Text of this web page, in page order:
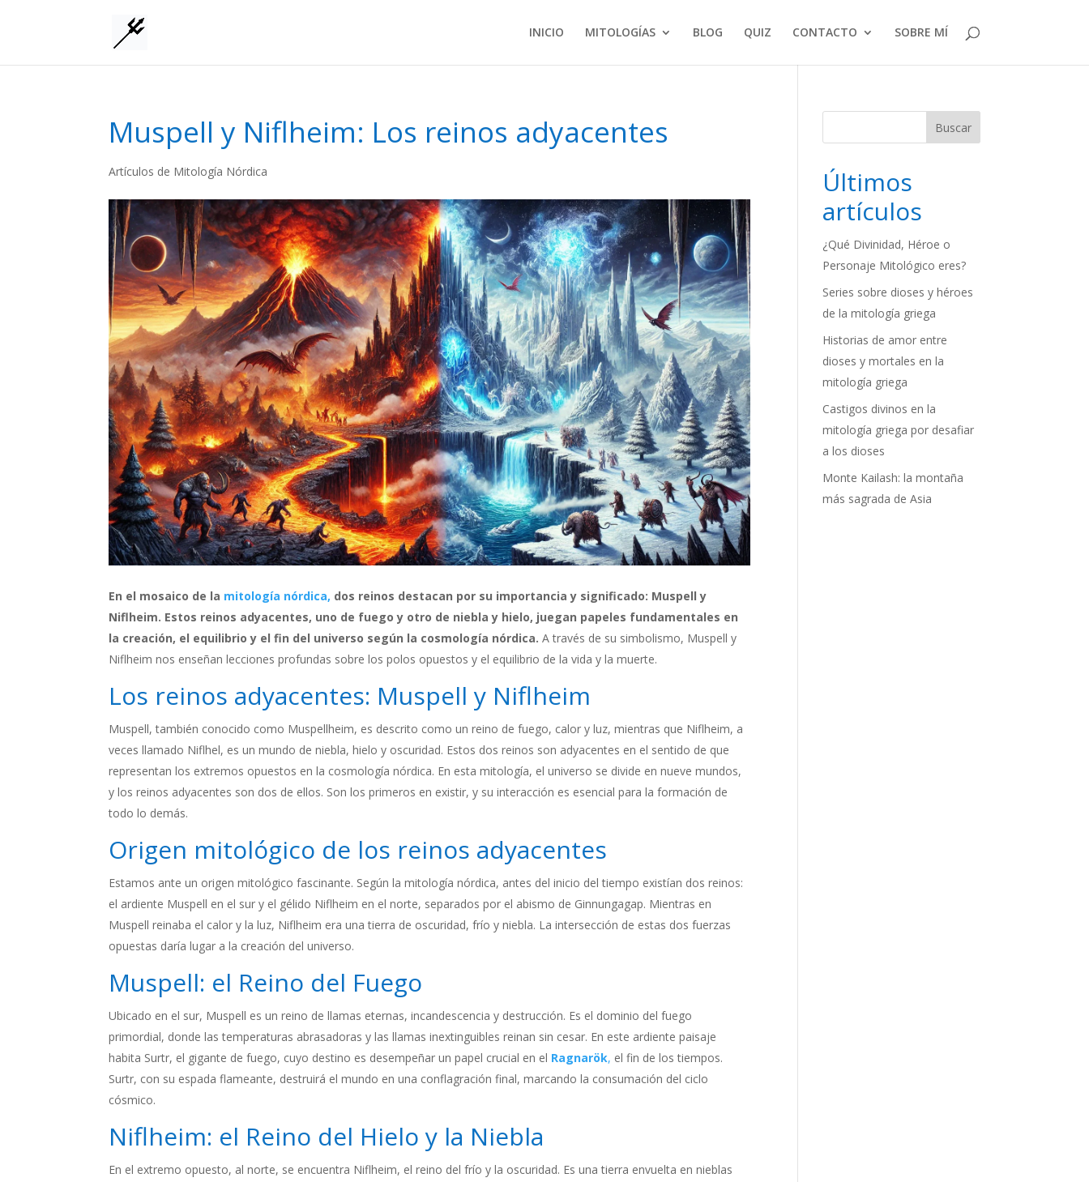
INICIO MITOLOGÍAS BLOG QUIZ CONTACTO SOBRE MÍ
Muspell y Niflheim: Los reinos adyacentes
Artículos de Mitología Nórdica
En el mosaico de la mitología nórdica, dos reinos destacan por su importancia y significado: Muspell y
Niflheim. Estos reinos adyacentes, uno de fuego y otro de niebla y hielo, juegan papeles fundamentales en
la creación, el equilibrio y el fin del universo según la cosmología nórdica. A través de su simbolismo, Muspell y
Niflheim nos enseñan lecciones profundas sobre los polos opuestos y el equilibrio de la vida y la muerte.
Los reinos adyacentes: Muspell y Niflheim
Muspell, también conocido como Muspellheim, es descrito como un reino de fuego, calor y luz, mientras que Niflheim, a
veces llamado Niflhel, es un mundo de niebla, hielo y oscuridad. Estos dos reinos son adyacentes en el sentido de que
representan los extremos opuestos en la cosmología nórdica. En esta mitología, el universo se divide en nueve mundos,
y los reinos adyacentes son dos de ellos. Son los primeros en existir, y su interacción es esencial para la formación de
todo lo demás.
Origen mitológico de los reinos adyacentes
Estamos ante un origen mitológico fascinante. Según la mitología nórdica, antes del inicio del tiempo existían dos reinos:
el ardiente Muspell en el sur y el gélido Niflheim en el norte, separados por el abismo de Ginnungagap. Mientras en
Muspell reinaba el calor y la luz, Niflheim era una tierra de oscuridad, frío y niebla. La intersección de estas dos fuerzas
opuestas daría lugar a la creación del universo.
Muspell: el Reino del Fuego
Ubicado en el sur, Muspell es un reino de llamas eternas, incandescencia y destrucción. Es el dominio del fuego
primordial, donde las temperaturas abrasadoras y las llamas inextinguibles reinan sin cesar. En este ardiente paisaje
habita Surtr, el gigante de fuego, cuyo destino es desempeñar un papel crucial en el Ragnarök, el fin de los tiempos.
Surtr, con su espada flameante, destruirá el mundo en una conflagración final, marcando la consumación del ciclo
cósmico.
Niflheim: el Reino del Hielo y la Niebla
En el extremo opuesto, al norte, se encuentra Niflheim, el reino del frío y la oscuridad. Es una tierra envuelta en nieblas
Buscar
Últimos
artículos
¿Qué Divinidad, Héroe o
Personaje Mitológico eres?
Series sobre dioses y héroes
de la mitología griega
Historias de amor entre
dioses y mortales en la
mitología griega
Castigos divinos en la
mitología griega por desafiar
a los dioses
Monte Kailash: la montaña
más sagrada de Asia